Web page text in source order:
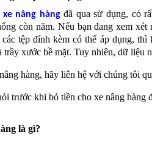
xe nâng hàngđã qua sử dụng, có
còn năm. Nếu bạn đang xem
tệp đính kèm có thể áp dụng,
trầy xước bề mặt. Tuy nhiên, dữ liệu
hàng, hãy liên hệ với chúng tôi
trước khi bỏ tiền cho xe nâng hàng
là gì?